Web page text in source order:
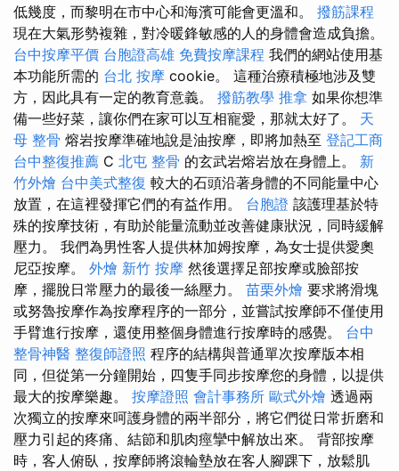
低幾度，而黎明在市中心和海濱可能會更溫和。 撥筋課程
現在大氣形勢複雜，對冷暖鋒敏感的人的身體會造成負擔。
台中按摩平價 台胞證高雄 免費按摩課程 我們的網站使用基
本功能所需的 台北 按摩 cookie。 這種治療積極地涉及雙
方，因此具有一定的教育意義。 撥筋教學 推拿 如果你想準
備一些好菜，讓你們在家可以互相寵愛，那就太好了。 天
母 整骨 熔岩按摩準確地說是油按摩，即將加熱至 登記工商
台中整復推薦 C 北屯 整骨 的玄武岩熔岩放在身體上。 新
竹外燴 台中美式整復 較大的石頭沿著身體的不同能量中心
放置，在這裡發揮它們的有益作用。 台胞證 該護理基於特
殊的按摩技術，有助於能量流動並改善健康狀況，同時緩解
壓力。 我們為男性客人提供林加姆按摩，為女士提供愛奧
尼亞按摩。 外燴 新竹 按摩 然後選擇足部按摩或臉部按
摩，擺脫日常壓力的最後一絲壓力。 苗栗外燴 要求將滑塊
或努魯按摩作為按摩程序的一部分，並嘗試按摩師不僅使用
手臂進行按摩，還使用整個身體進行按摩時的感覺。 台中
整骨神醫 整復師證照 程序的結構與普通單次按摩版本相
同，但從第一分鐘開始，四隻手同步按摩您的身體，以提供
最大的按摩樂趣。 按摩證照 會計事務所 歐式外燴 透過兩
次獨立的按摩來呵護身體的兩半部分，將它們從日常折磨和
壓力引起的疼痛、結節和肌肉痙攣中解放出來。 背部按摩
時，客人俯臥，按摩師將滾輪墊放在客人腳踝下，放鬆肌